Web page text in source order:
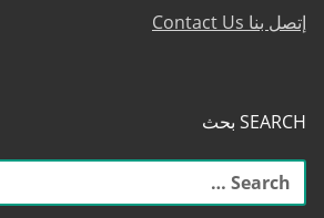
إتصل بنا Contact Us
SEARCH بحث
البحث
عن: